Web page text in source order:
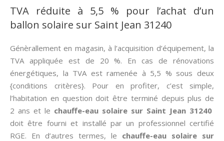
TVA réduite à 5,5 % pour l’achat d’un
ballon solaire sur Saint Jean 31240
Génèrallement en magasin, à l’acquisition d’équipement, la
TVA appliquée est de 20 %. En cas de rénovations
énergétiques, la TVA est ramenée à 5,5 % sous deux
{conditions critères}. Pour en profiter, c’est simple,
l’habitation en question doit être terminé depuis plus de
2 ans et le chauffe-eau solaire sur Saint Jean 31240
doit être fourni et installé par un professionnel certifié
RGE. En d’autres termes, le chauffe-eau solaire sur